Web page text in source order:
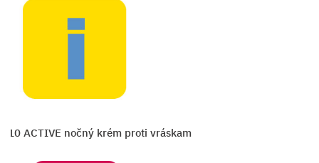
ACTIVE nočný krém proti vráskam